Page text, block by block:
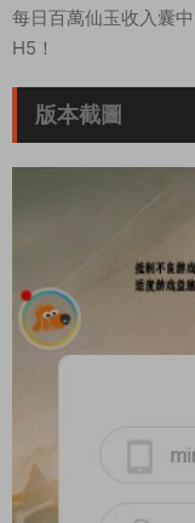
每日百萬仙玉收入囊
H5！
版本截圖